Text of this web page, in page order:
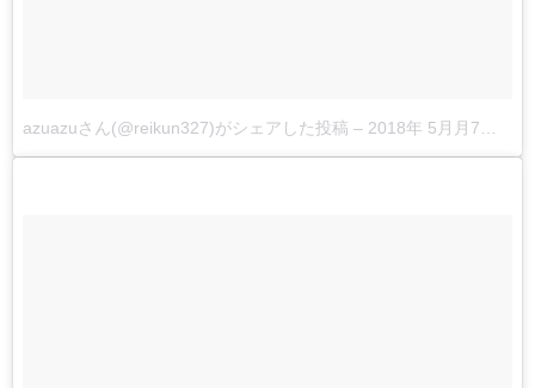
azuazuさん(@reikun327)がシェアした投稿 – 2018年 5月月7日午前6時52分PDT